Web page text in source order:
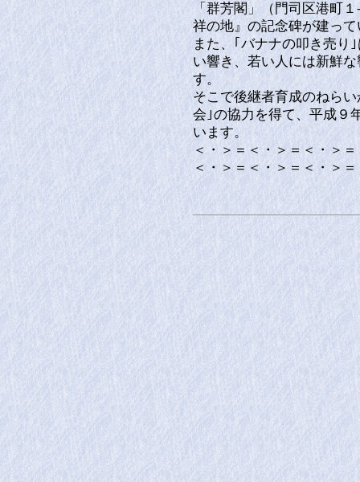
「群芳閣」（門司区港町
祥の地』の記念碑が建っ
また、｢バナナの叩き売り
い響き、若い人には新鮮
す。
そこで後継者育成のねら
会｣の協力を得て、平成９
います。
＜・＞＝＜・＞＝＜・＞
＜・＞＝＜・＞＝＜・＞＝